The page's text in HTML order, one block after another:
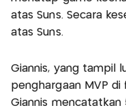
atas Suns. Secara
atas Suns.
Giannis, yang tampil
penghargaan MVP di
Giannis mencatatkan